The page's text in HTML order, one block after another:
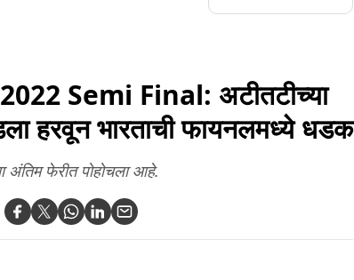
व्हिडिओ व्हायरल
Semi Final: अटीतटीच्या
हरवून भारताची फायनलमध्ये धडक
अंतिम फेरीत पोहोचला आहे.